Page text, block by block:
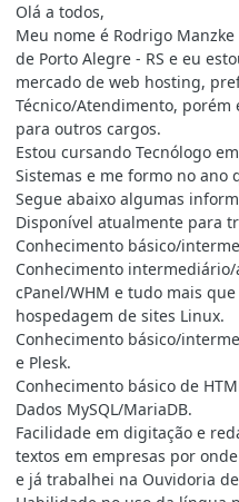
Olá a todos,
Meu nome é Rodrigo
de Porto Alegre - RS e eu
mercado de web hosting,
Técnico/Atendimento, porém
para outros cargos.
Estou cursando Tecnólogo
Sistemas e me formo no ano
Segue abaixo algumas
Disponível atualmente para
Conhecimento básico/
Conhecimento
cPanel/WHM e tudo mais
hospedagem de sites Linux.
Conhecimento básico/
e Plesk.
Conhecimento básico de
Dados MySQL/MariaDB.
Facilidade em digitação e
textos em empresas por
e já trabalhei na Ouvidoria